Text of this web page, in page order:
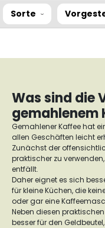
Sorte
Was sind die
gemahlenem
Gemahlener Kaffee hat
allen Geschäften leicht
Zunächst der
praktischer zu
entfällt.
Daher eignet es sich
für kleine Küchen, die
oder gar eine
Neben diesen
besser für den